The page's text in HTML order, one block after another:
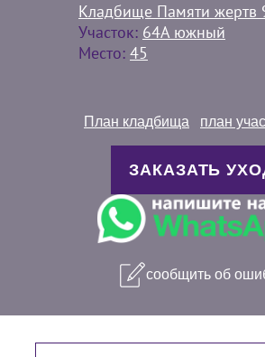
Кладбище Памяти жертв
Участок: 64А южный
Место: 45
План кладбища план
ЗАКАЗАТЬ
сообщить об